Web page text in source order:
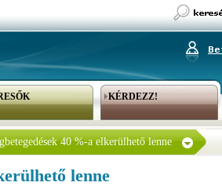
KÉRDEZZ!
40 %-a elkerülhető lenne
lenne